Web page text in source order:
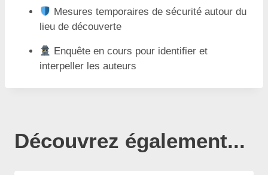
Mesures temporaires de sécurité autour du
lieu de découverte
Enquête en cours pour identifier et
interpeller les auteurs
Découvrez également...